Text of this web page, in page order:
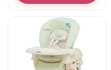
нет в продаже